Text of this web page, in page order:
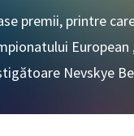
premii, printre
Nevskye